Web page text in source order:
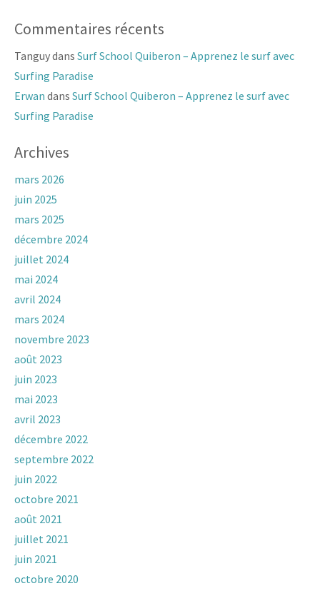
Commentaires récents
Tanguydans Surf School Quiberon – Apprenez le surf avec
Surfing Paradise
Erwan dans Surf School Quiberon – Apprenez le surf avec
Surfing Paradise
Archives
mars 2026
juin 2025
mars 2025
décembre 2024
juillet 2024
mai 2024
avril 2024
mars 2024
novembre 2023
août 2023
juin 2023
mai 2023
avril 2023
décembre 2022
septembre 2022
juin 2022
octobre 2021
août 2021
juillet 2021
juin 2021
octobre 2020